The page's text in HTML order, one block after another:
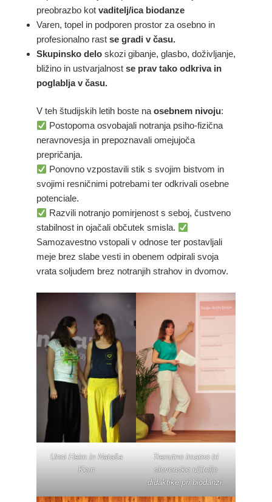
preobrazbo kot vaditelj/ica biodanze
Varen, topel in podporen prostor za osebno in
profesionalno rast se gradi v času.
Skupinsko delo skozi gibanje, glasbo, doživljanje,
bližino in ustvarjalnost se prav tako odkriva in
poglablja v času.
V teh študijskih letih boste na osebnem nivoju:
Postopoma osvobajali notranja psiho-fizična
neravnovesja in prepoznavali omejujoča
prepričanja.
Ponovno vzpostavili stik s svojim bistvom in
svojimi resničnimi potrebami ter odkrivali osebne
potenciale.
Razvili notranjo pomirjenost s seboj, čustveno
stabilnost in ojačali občutek smisla.
Samozavestno vstopali v odnose ter postavljali
meje brez slabe vesti in obenem odpirali svoja
vrata soljudem brez notranjih strahov in dvomov.
Unni Heim in Nataša
Kern
Trenutno imamo tri
slovenske učitelje
didaktike pri biodanzi.